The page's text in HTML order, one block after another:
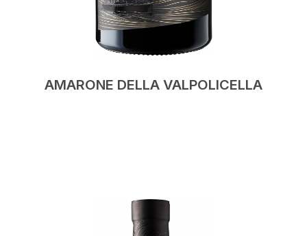
AMARONE DELLA VALPOLICELLA